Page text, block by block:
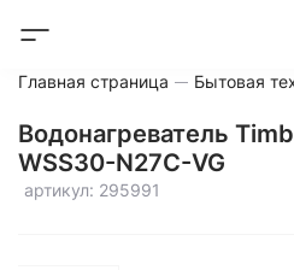
Главная страница Бытовая
Водонагреватель
WSS30-N27С-VG
артикул: 295991